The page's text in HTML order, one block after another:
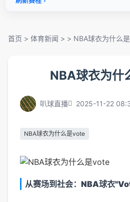
首页 > 体育新闻 > > NBA球衣为什么
NBA球衣为什
叭球直播 2025-11-22
NBA球衣为什么是vote
从赛场到社会：NBA球衣